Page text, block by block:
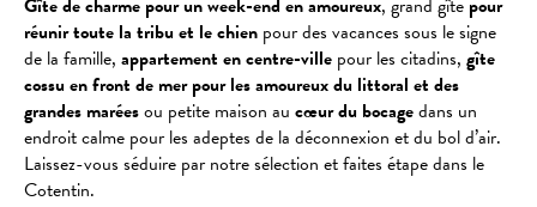
Gîte de charme pour un week-end en amoureux, grand gîte pour
réunir toute la tribu et le chien pour des vacances sous le signe
de la famille, appartement en centre-ville pour les citadins, gîte
cossu en front de mer pour les amoureux du littoral et des
grandes maréesou petite maison au cœur du bocagedans un
endroit calme pour les adeptes de la déconnexion et du bol d’air.
Laissez-vous séduire par notre sélection et faites étape dans le
Cotentin.